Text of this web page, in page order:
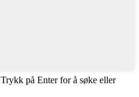
Trykk på Enter for å søke eller